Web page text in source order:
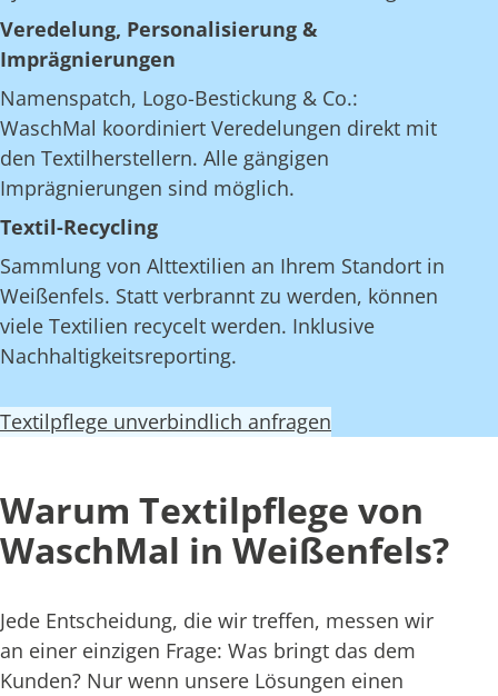
Veredelung, Personalisierung &
Imprägnierungen
Namenspatch, Logo-Bestickung & Co.:
WaschMal koordiniert Veredelungen direkt mit
den Textilherstellern. Alle gängigen
Imprägnierungen sind möglich.
Textil-Recycling
Sammlung von Alttextilien an Ihrem Standort in
Weißenfels. Statt verbrannt zu werden, können
viele Textilien recycelt werden. Inklusive
Nachhaltigkeitsreporting.
Textilpflege unverbindlich anfragen
Warum Textilpflege von
WaschMal in Weißenfels?
Jede Entscheidung, die wir treffen, messen wir
an einer einzigen Frage: Was bringt das dem
Kunden? Nur wenn unsere Lösungen einen